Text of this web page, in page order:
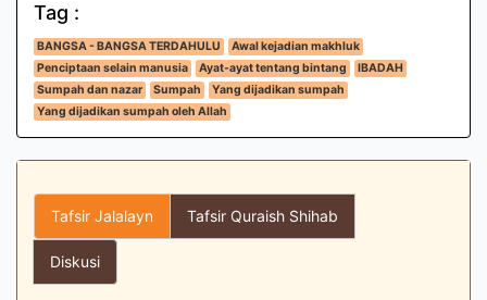
Tag :
BANGSA - BANGSA TERDAHULU
Awal kejadian makhluk
Penciptaan selain manusia
Ayat-ayat tentang bintang
IBADAH
Sumpah dan nazar
Sumpah
Yang dijadikan sumpah
Yang dijadikan sumpah oleh Allah
Tafsir Jalalayn Tafsir Quraish Shihab
Diskusi